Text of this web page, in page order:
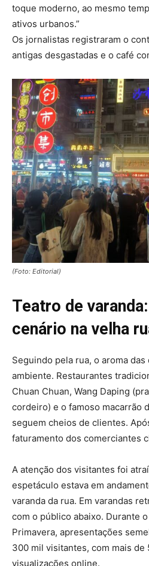
toque moderno, ao mesmo
ativos urbanos.”
Os jornalistas registraram o
antigas desgastadas e o café
(Foto: Editorial)
Teatro de
cenário na velha
Seguindo pela rua, o aroma
ambiente. Restaurantes
Chuan Chuan, Wang Daping
cordeiro) e o famoso macarrão
seguem cheios de clientes.
faturamento dos comerciantes
A atenção dos visitantes foi
espetáculo estava em
varanda da rua. Em varandas
com o público abaixo. Durante
Primavera, apresentações
300 mil visitantes, com mais de
visualizações online.